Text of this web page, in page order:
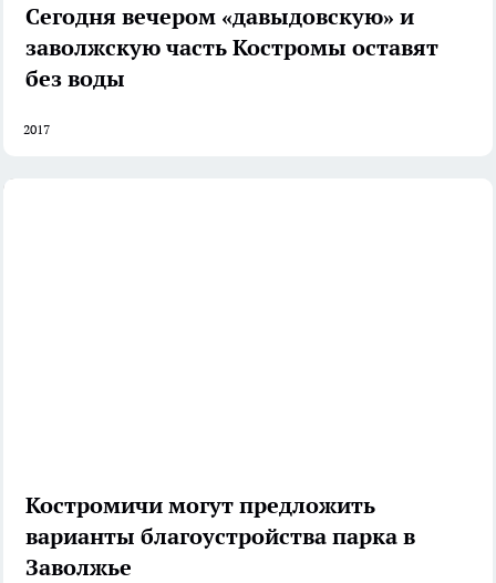
Сегодня вечером «давыдовскую» и
заволжскую часть Костромы оставят
без воды
2017
Костромичи могут предложить
варианты благоустройства парка в
Заволжье